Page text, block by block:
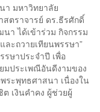
า มหาวิทยาลัย
ตราจารย์ ดร.ธีรศักดิ์
า ได้เข้าร่วม กิจกรรม
ละถวายเทียนพรรษา”
รษาประจำปี เพื่อ
ประเพณีอันดีงามของ
ระพุทธศาสนา เนื่องใน
เงินคำคง ผู้ช่วยผู้